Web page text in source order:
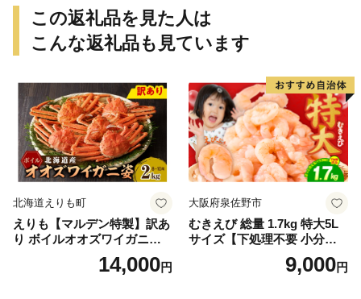
ず【uot773A】
この返礼品を見た人は
こんな返礼品も見ています
北海道えりも町
えりも【マルデン特製】訳あ
り ボイルオオズワイガニ姿2
kg《1kg(４尾～５尾)×2》【e
r002-051-a】 / ふるさと納税
14,000円
大阪府泉佐野市
むきえび 総量 1.7kg 特大5L
サイズ【下処理不要 小分け 8
50g×2P 訳あり サイズ不揃い
バナメイエビ バラ凍結】
9,000円